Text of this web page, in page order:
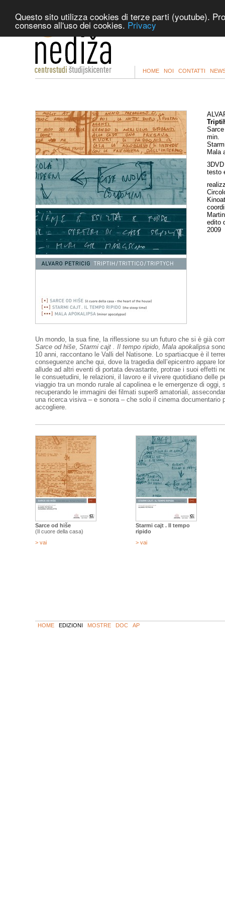
Questo sito utilizza cookies di terze parti (youtube).
consenso all'uso dei cookies. Privacy
min.
Mala
testo
edito
2009
Un mondo, la sua fine, la riflessione su un futuro che si è già
Sarce od hiše, Starmi cajt . Il tempo ripido, Mala apokalipsa
10 anni, raccontano le Valli del Natisone. Lo spartiacque è il
conseguenze anche qui, dove la tragedia dell’epicentro appare
allude ad altri eventi di portata devastante, protrae i suoi effetti
le consuetudini, le relazioni, il lavoro e il vivere quotidiano delle
viaggio tra un mondo rurale al capolinea e le emergenze di oggi,
recuperando le immagini dei filmati super8 amatoriali,
una ricerca visiva – e sonora – che solo il cinema documentario
accogliere.
Sarce od hiše
(Il cuore della casa)
> vai
Starmi cajt . Il tempo
ripido
> vai
HOME EDIZIONI MOSTRE DOC AP
HOME NOI CONTATTI